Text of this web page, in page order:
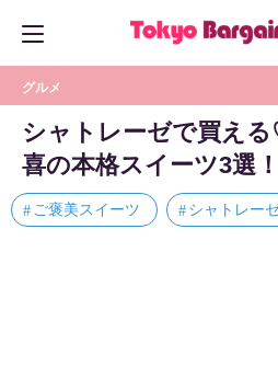
グルメ
シャトレーゼで買え
喜の本格スイーツ3選！
ご褒美スイーツ シャトレー